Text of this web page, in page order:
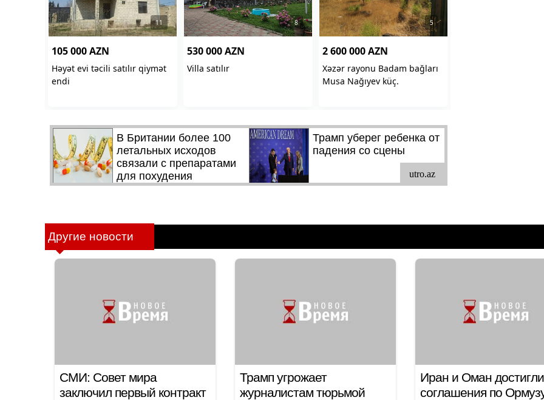
Другие новости
СМИ: Совет мира
заключил первый контракт
Трамп угрожает
журналистам тюрьмой
Иран и Оман достигли
соглашения по